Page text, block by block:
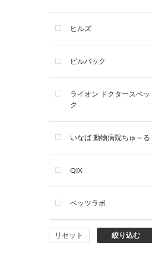
デンタルケア用品
サプリメント
シャンプー・スキンケア用品
ヒルズ
ビルバック
ライオン ドクタースペッ
ク
いなば 動物病院ちゅ～る
QIX
ベッツラボ
リセット 絞り込む